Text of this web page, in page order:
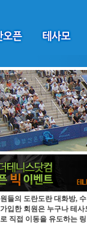
들의 도란도란 대화방,
입한 회원은 누구나 테사
직접 이동을 유도하는